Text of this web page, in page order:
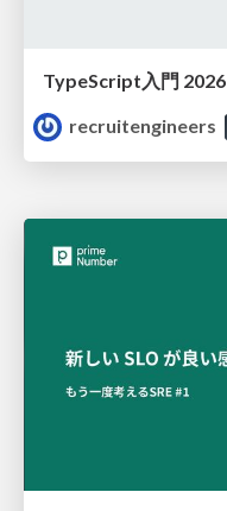
TypeScript入門 2026
recruitengineers